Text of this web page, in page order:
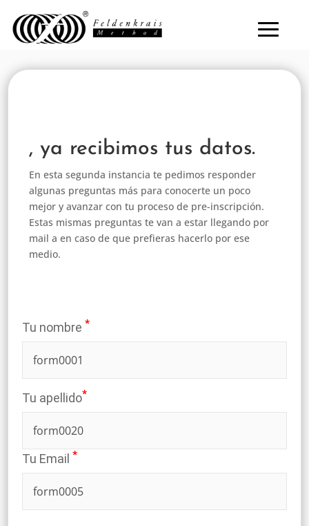
, ya recibimos tus datos.
En esta segunda instancia te pedimos responder
algunas preguntas más para conocerte un poco
mejor y avanzar con tu proceso de pre-inscripción.
Estas mismas preguntas te van a estar llegando por
mail a en caso de que prefieras hacerlo por ese
medio.
Tu nombre *
Tu apellido*
Tu Email *